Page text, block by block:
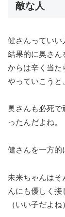
敵な人
健さんっていい
結果的に奥さん
からは辛く当た
やっていこうと
奥さんも必死で
った んだよね。
健さんを一方的
未来ちゃんはそ
んにも優しく接
（いい子だよね